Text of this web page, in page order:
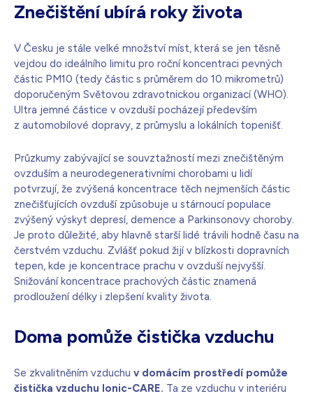
Znečištění ubírá roky života
V Česku je stále velké množství míst, která se jen těsně
vejdou do ideálního limitu pro roční koncentraci pevných
částic PM10 (tedy částic s průměrem do 10 mikrometrů)
doporučeným Světovou zdravotnickou organizací (WHO).
Ultra jemné částice v ovzduší pocházejí především
z automobilové dopravy, z průmyslu a lokálních topenišť.
Průzkumy zabývající se souvztažností mezi znečištěným
ovzduším a neurodegenerativními chorobami u lidí
potvrzují, že zvýšená koncentrace těch nejmenších částic
znečišťujících ovzduší způsobuje u stárnoucí populace
zvýšený výskyt depresí, demence a Parkinsonovy choroby.
Je proto důležité, aby hlavně starší lidé trávili hodně času na
čerstvém vzduchu. Zvlášť pokud žijí v blízkosti dopravních
tepen, kde je koncentrace prachu v ovzduší nejvyšší.
Snižování koncentrace prachových částic znamená
prodloužení délky i zlepšení kvality života.
Doma pomůže čistička vzduchu
Se zkvalitněním vzduchu v domácím prostředí pomůže
čistička vzduchu Ionic-CARE. Ta ze vzduchu v interiéru